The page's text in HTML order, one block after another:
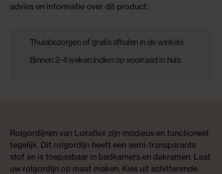
advies en informatie over dit product.
Thuisbezorgen of gratis afhalen in de winkels
Binnen 2-4 weken indien op voorraad in huis
Rolgordijnen van Luxaflex zijn modieus en functioneel
tegelijk. Dit rolgordijn heeft een semi-transparante
stof en is toepasbaar in badkamers en dakramen. Laat
uw rolgordijn op maat maken. Kies uit schitterende